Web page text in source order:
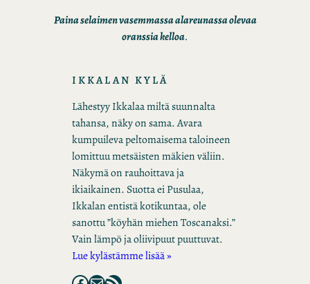
Paina selaimen vasemmassa alareunassa olevaa
oranssia kelloa.
IKKALAN KYLÄ
Lähestyy Ikkalaa miltä suunnalta
tahansa, näky on sama. Avara
kumpuileva peltomaisema taloineen
lomittuu metsäisten mäkien väliin.
Näkymä on rauhoittava ja
ikiaikainen. Suotta ei Pusulaa,
Ikkalan entistä kotikuntaa, ole
sanottu ”köyhän miehen Toscanaksi.”
Vain lämpö ja oliivipuut puuttuvat.
Lue kylästämme lisää »